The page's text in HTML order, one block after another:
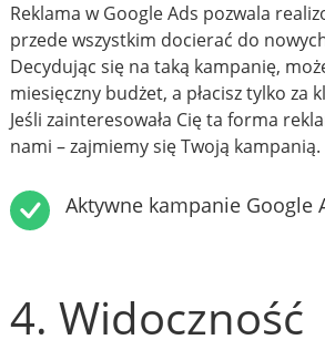
Reklama w Google Ads pozwala
przede wszystkim docierać do
Decydując się na taką kampanię,
miesięczny budżet, a płacisz tylko za
Jeśli zainteresowała Cię ta forma
nami – zajmiemy się Twoją kampanią.
Aktywne kampanie Google
4. Widoczność